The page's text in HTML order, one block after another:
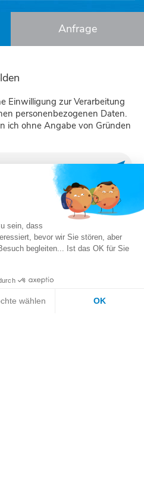
Anfrage
Einwilligung zur Verarbeitung
personenbezogenen Daten.
ich ohne Angabe von Gründen
sein, dass
bevor wir Sie stören, aber
begleiten... Ist das OK für Sie
wählen OK